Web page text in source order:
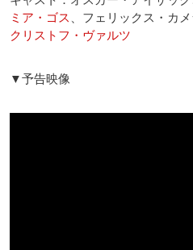
ミア・ゴス 、フェリックス・カメ
クリストフ・ヴァルツ
▼予告映像